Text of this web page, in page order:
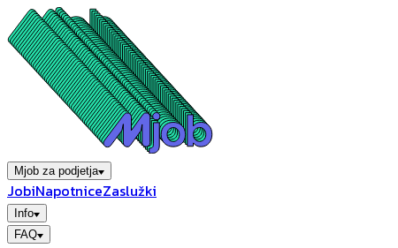
Mjob za podjetja
JobiNapotniceZaslužki
Info
FAQ